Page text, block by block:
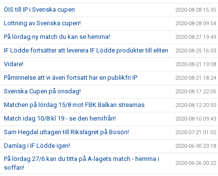
ÖIS till IP i Svenska cupen 2020-08-28 15:35
Lottning av Svenska cupen! 2020-08-28 09:54
På lördag ny match du kan se hemma! 2020-08-27 19:49
IF Lödde fortsätter att leverera IF Lödde produkter till eliten 2020-08-25 16:03
Vidare! 2020-08-21 19:08
Påminnelse att vi även fortsatt har en publikfri IP 2020-08-21 18:24
Svenska Cupen på onsdag! 2020-08-17 22:05
Matchen på lördag 15/8 mot FBK Balkan streamas 2020-08-12 20:50
Match idag 10/8 kl 19 - se den hemifrån! 2020-08-10 09:43
Sam Hegdal uttagen till Rikslägret på Bosön! 2020-07-21 01:02
Damlag i IF Lödde igen! 2020-06-30 23:18
På lördag 27/6 kan du titta på A-lagets match - hemma i
soffan!
2020-06-26 00:22